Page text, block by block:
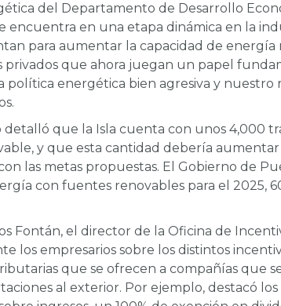
del Departamento de Desarrollo
encuentra en una etapa dinámica en la
para aumentar la capacidad de energía
privados que ahora juegan un papel
política energética bien agresiva y nuestro
detalló que la Isla cuenta con unos 4,000
y que esta cantidad debería
las metas propuestas. El Gobierno de
con fuentes renovables para el 2025,
Fontán, el director de la Oficina de
los empresarios sobre los distintos
que se ofrecen a compañías que
al exterior. Por ejemplo, destacó